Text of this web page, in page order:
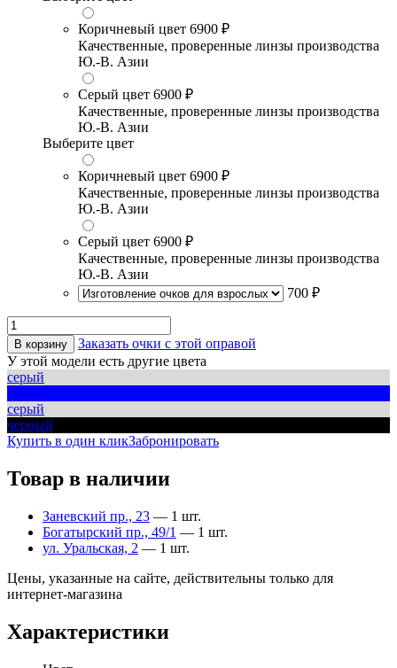
Коричневый цвет 6900 ₽
Качественные, проверенные линзы производства
Ю.-В. Азии
Серый цвет 6900 ₽
Качественные, проверенные линзы производства
Ю.-В. Азии
Выберите цвет
Коричневый цвет 6900 ₽
Качественные, проверенные линзы производства
Ю.-В. Азии
Серый цвет 6900 ₽
Качественные, проверенные линзы производства
Ю.-В. Азии
700 ₽
В корзину
Заказать очки с этой оправой
У этой модели есть другие цвета
серый
серый
черный
Купить в один кликЗабронировать
Товар в наличии
Заневский пр., 23 — 1 шт.
Богатырский пр., 49/1 — 1 шт.
ул. Уральская, 2 — 1 шт.
Цены, указанные на сайте, действительны только для
интернет-магазина
Характеристики